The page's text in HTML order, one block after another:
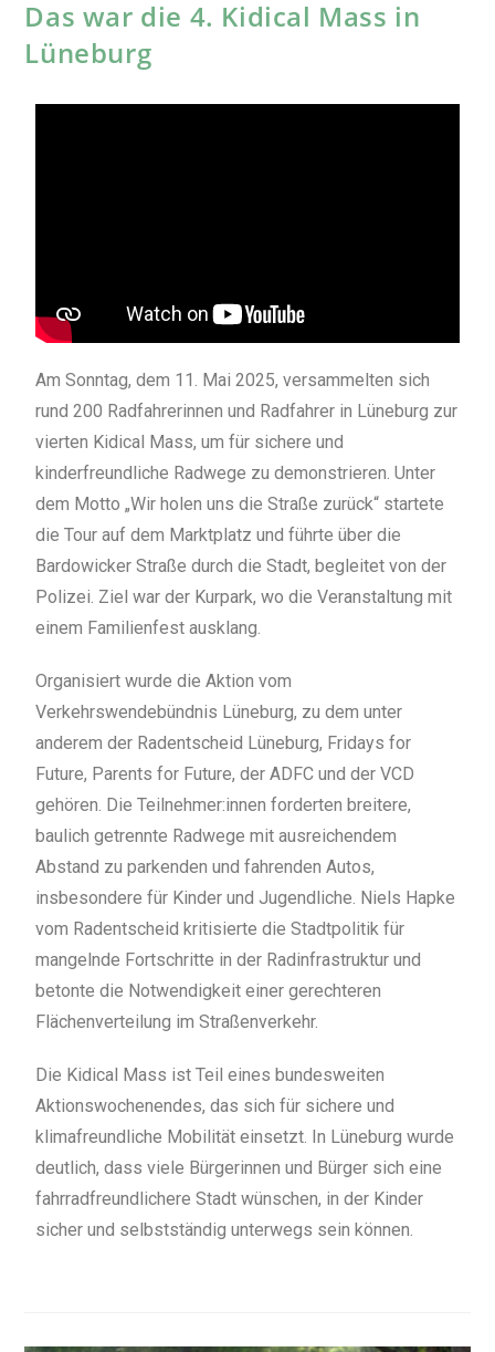
Das war die 4. Kidical Mass in
Lüneburg
Am Sonntag, dem 11. Mai 2025, versammelten sich
rund 200 Radfahrerinnen und Radfahrer in Lüneburg zur
vierten Kidical Mass, um für sichere und
kinderfreundliche Radwege zu demonstrieren. Unter
dem Motto „Wir holen uns die Straße zurück“ startete
die Tour auf dem Marktplatz und führte über die
Bardowicker Straße durch die Stadt, begleitet von der
Polizei. Ziel war der Kurpark, wo die Veranstaltung mit
einem Familienfest ausklang.
Organisiert wurde die Aktion vom
Verkehrswendebündnis Lüneburg, zu dem unter
anderem der Radentscheid Lüneburg, Fridays for
Future, Parents for Future, der ADFC und der VCD
gehören. Die Teilnehmer:innen forderten breitere,
baulich getrennte Radwege mit ausreichendem
Abstand zu parkenden und fahrenden Autos,
insbesondere für Kinder und Jugendliche. Niels Hapke
vom Radentscheid kritisierte die Stadtpolitik für
mangelnde Fortschritte in der Radinfrastruktur und
betonte die Notwendigkeit einer gerechteren
Flächenverteilung im Straßenverkehr.
Die Kidical Mass ist Teil eines bundesweiten
Aktionswochenendes, das sich für sichere und
klimafreundliche Mobilität einsetzt. In Lüneburg wurde
deutlich, dass viele Bürgerinnen und Bürger sich eine
fahrradfreundlichere Stadt wünschen, in der Kinder
sicher und selbstständig unterwegs sein können.